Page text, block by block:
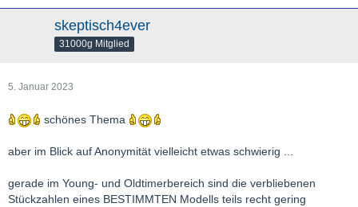
skeptisch4ever
31000g Mitglied
5. Januar 2023
schönes Thema
aber im Blick auf Anonymität vielleicht etwas schwierig ...
gerade im Young- und Oldtimerbereich sind die verbliebenen
Stückzahlen eines BESTIMMTEN Modells teils recht gering